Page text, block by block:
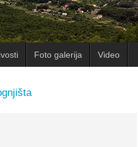
Foto galerija Video